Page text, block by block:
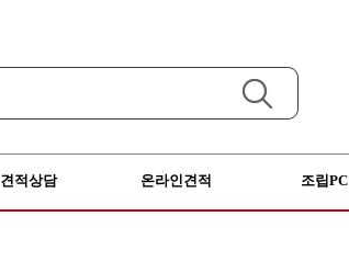
견적상담 온라인견적 조립PC